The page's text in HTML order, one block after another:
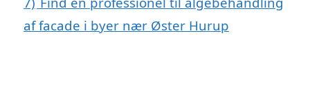
af facade i byer nær Øster Hurup